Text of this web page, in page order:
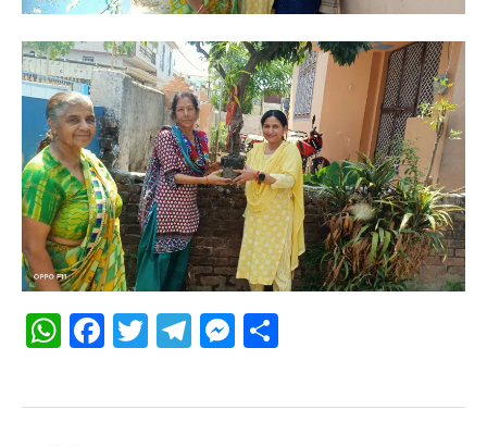
WhatsApp
Facebook
Twitter
Telegram
Messenger